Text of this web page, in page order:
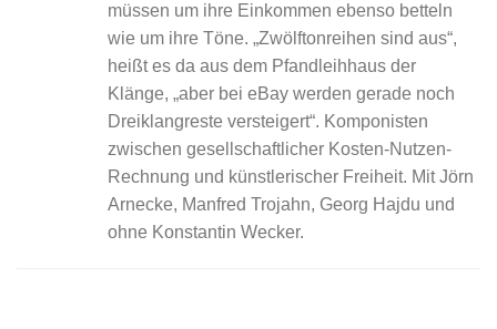
müssen um ihre Einkommen ebenso betteln
wie um ihre Töne. „Zwölftonreihen sind aus“,
heißt es da aus dem Pfandleihhaus der
Klänge, „aber bei eBay werden gerade noch
Dreiklangreste versteigert“. Komponisten
zwischen gesellschaftlicher Kosten-Nutzen-
Rechnung und künstlerischer Freiheit. Mit Jörn
Arnecke, Manfred Trojahn, Georg Hajdu und
ohne Konstantin Wecker.